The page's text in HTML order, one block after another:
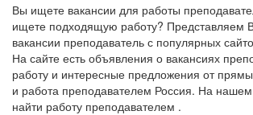
Вы ищете вакансии для работы
ищете подходящую работу? Представляем
вакансии преподаватель с популярных
На сайте есть объявления о вакансиях
работу и интересные предложения от
и работа преподавателем Россия. На
найти работу преподавателем .